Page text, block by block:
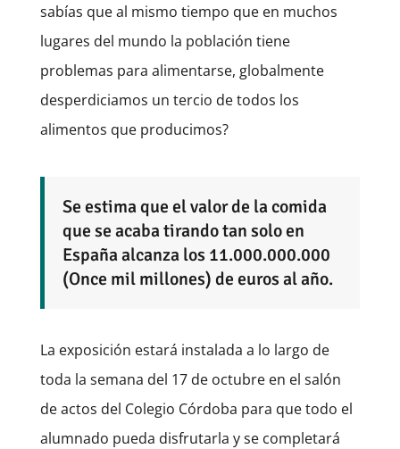
sabías que al mismo tiempo que en muchos
lugares del mundo la población tiene
problemas para alimentarse, globalmente
desperdiciamos un tercio de todos los
alimentos que producimos?
Se estima que el valor de la comida
que se acaba tirando tan solo en
España alcanza los 11.000.000.000
(Once mil millones) de euros al año.
La exposición estará instalada a lo largo de
toda la semana del 17 de octubre en el salón
de actos del Colegio Córdoba para que todo el
alumnado pueda disfrutarla y se completará